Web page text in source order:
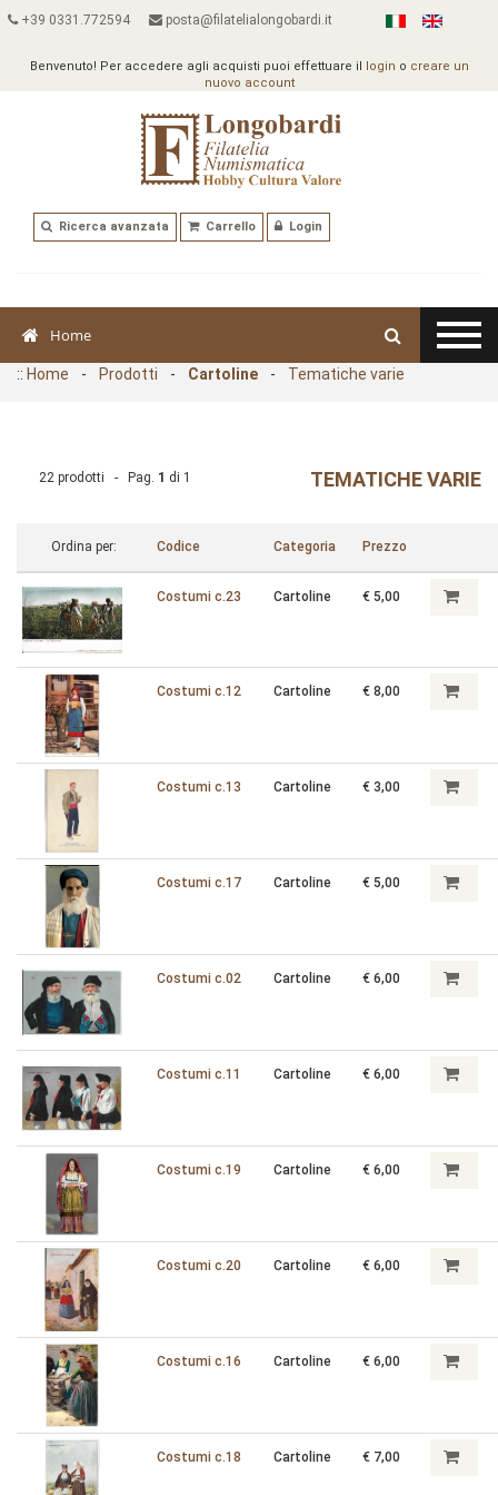
+39 0331.772594 posta@filatelialongobardi.it
Benvenuto! Per accedere agli acquisti puoi effettuare il login o creare un
nuovo account
Ricerca avanzata Carrello Login
Home
:: Home - Prodotti - Cartoline - Tematiche varie
TEMATICHE VARIE
22 prodotti - Pag. 1 di 1
Ordina per: Codice Categoria Prezzo
Costumi c.23 Cartoline € 5,00
Costumi c.12 Cartoline € 8,00
Costumi c.13 Cartoline € 3,00
Costumi c.17 Cartoline € 5,00
Costumi c.02 Cartoline € 6,00
Costumi c.11 Cartoline € 6,00
Costumi c.19 Cartoline € 6,00
Costumi c.20 Cartoline € 6,00
Costumi c.16 Cartoline € 6,00
Costumi c.18 Cartoline € 7,00